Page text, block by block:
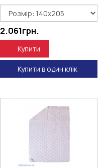
2.061грн.
Купити
Купити в один клік